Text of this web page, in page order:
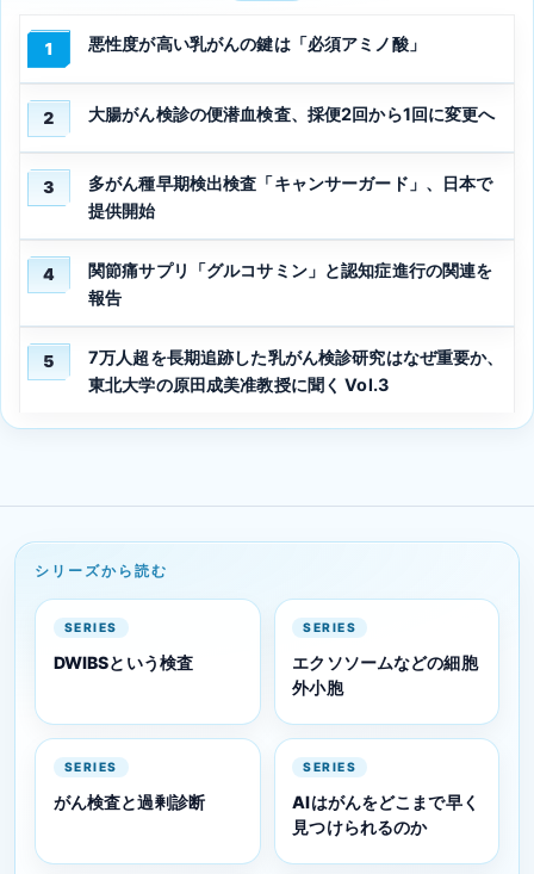
1 悪性度が高い乳がんの鍵は「必須アミノ酸」
2 大腸がん検診の便潜血検査、採便2回から1回に変更へ
3
多がん種早期検出検査「キャンサーガード」、日本で
提供開始
4
関節痛サプリ「グルコサミン」と認知症進行の関連を
報告
5
7万人超を長期追跡した乳がん検診研究はなぜ重要か、
東北大学の原田成美准教授に聞く Vol.3
シリーズから読む
SERIES
DWIBSという検査
SERIES
エクソソームなどの細胞
外小胞
SERIES
がん検査と過剰診断
SERIES
AIはがんをどこまで早く
見つけられるのか